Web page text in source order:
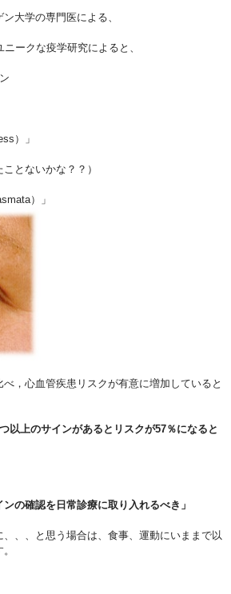
大学の専門医による、
ークな疫学研究によると、
）」
とないかな？？）
）」
，心血管疾患リスクが有意に増加していると
つ以上のサインがあると リスクが57％になると
ンの確認を日常診療に取り入れるべき」
、、と思う場合は、食事、運動にいままで以